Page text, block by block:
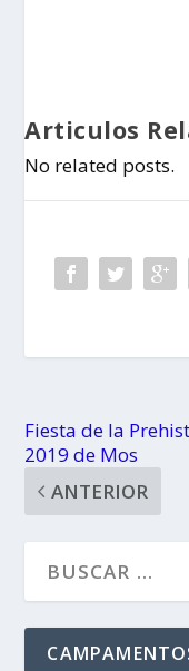
Articulos
No related posts.
Fiesta de la
2019 de Mos
ANTERIOR